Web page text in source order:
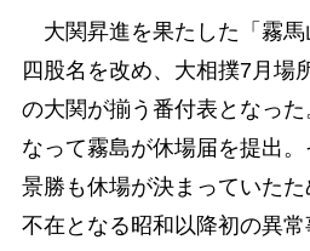
大関昇進を果たした「霧馬
四股名を改め、大相撲7月場
の大関が揃う番付表となっ
なって霧島が休場届を提出
景勝も休場が決まっていた
不在となる昭和以降初の異常